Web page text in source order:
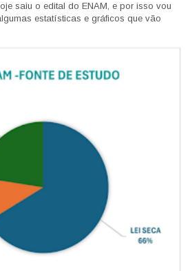
saiu o edital do ENAM, e por isso vou
estatísticas e gráficos que vão